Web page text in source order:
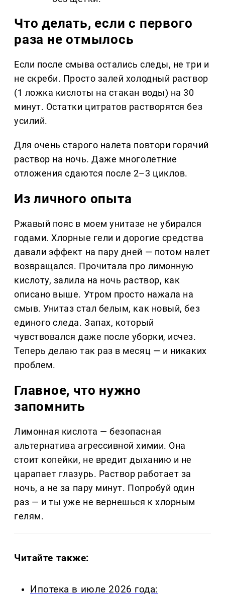
Что делать, если с первого
раза не отмылось
Если после смыва остались следы, не три и
не скреби. Просто залей холодный раствор
(1 ложка кислоты на стакан воды) на 30
минут. Остатки цитратов растворятся без
усилий.
Для очень старого налета повтори горячий
раствор на ночь. Даже многолетние
отложения сдаются после 2–3 циклов.
Из личного опыта
Ржавый пояс в моем унитазе не убирался
годами. Хлорные гели и дорогие средства
давали эффект на пару дней — потом налет
возвращался. Прочитала про лимонную
кислоту, залила на ночь раствор, как
описано выше. Утром просто нажала на
смыв. Унитаз стал белым, как новый, без
единого следа. Запах, который
чувствовался даже после уборки, исчез.
Теперь делаю так раз в месяц — и никаких
проблем.
Главное, что нужно
запомнить
Лимонная кислота — безопасная
альтернатива агрессивной химии. Она
стоит копейки, не вредит дыханию и не
царапает глазурь. Раствор работает за
ночь, а не за пару минут. Попробуй один
раз — и ты уже не вернешься к хлорным
гелям.
Читайте также:
Ипотека в июле 2026 года: